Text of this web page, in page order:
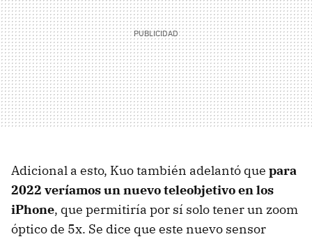
Adicional a esto, Kuo también adelantó que para
2022 veríamos un nuevo teleobjetivo en los
iPhone, que permitiría por sí solo tener un zoom
óptico de 5x. Se dice que este nuevo sensor